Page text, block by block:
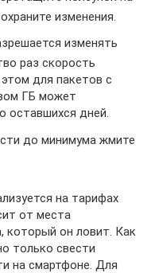
изменения.
изменять
раз скорость
для пакетов с
ГБ может
оставшихся дней.
до минимума жмите
на тарифах
от места
который он ловит. Как
только свести
на смартфоне. Для